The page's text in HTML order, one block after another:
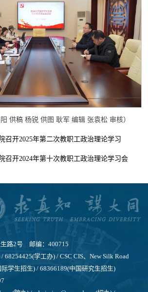
阳 供稿 杨锐 供图 耿军 编辑 张袁松 审核）
召开2025年第二次教职工政治理论学习
召开2024年第十次教职工政治理论学习会
路2号 邮编：400715
68254425(学工办) / CSC CIS、New Silk Road
学生招生) / 68366189(中国研究生招生)